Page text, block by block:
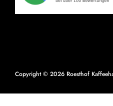
Copyright © 2026 Roesthof